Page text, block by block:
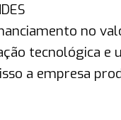
no
tecnológica e
a empresa